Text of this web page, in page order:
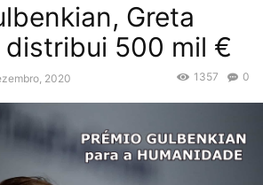
Greta
distribui 500 mil €
2020 0
1357